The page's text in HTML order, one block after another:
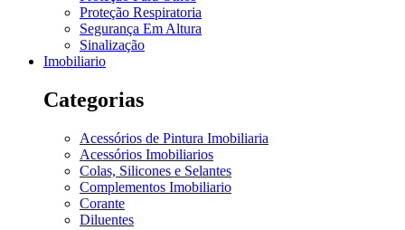
Proteção Respiratoria
Segurança Em Altura
Sinalização
Imobiliario
Categorias
Acessórios de Pintura Imobiliaria
Acessórios Imobiliarios
Colas, Silicones e Selantes
Complementos Imobiliario
Corante
Diluentes